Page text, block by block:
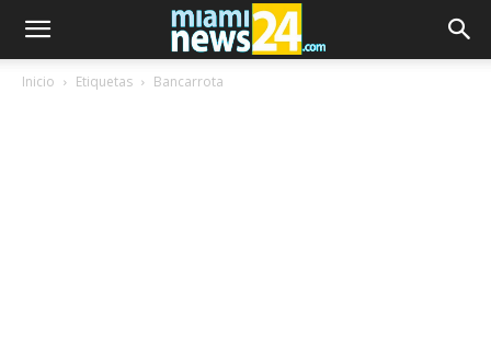
Inicio Etiquetas Bancarrota